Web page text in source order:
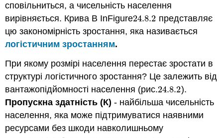
сповільниться, а чисельність населення
вирівняється. Крива B InFigure24.8.2
24.8.2 представляє
цю закономірність зростання, яка називається
логістичним зростанням.
При якому розмірі населення перестає зростати в
структурі логістичного зростання? Це залежить від
вантажопідйомності населення (рис.24.8.2
24.8.2).
Пропускна здатність (К) - найбільша чисельність
населення, яка може підтримуватися наявними
ресурсами без шкоди навколишньому